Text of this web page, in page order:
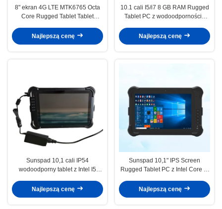
8" ekran 4G LTE MTK6765 Octa
Core Rugged Tablet Tablet
Biometrycznym Odciskiem Palca
Najlepszą cenę
10.1 cali I5/i7 8 GB RAM Rugged
Tablet PC z wodoodpornością
przemysłowego
Najlepszą cenę
Sunspad 10,1 cali IP54
wodoodporny tablet z Intel I5
do użytku przemysłowego
Najlepszą cenę
Sunspad 10,1" IPS Screen
Rugged Tablet PC z Intel Core i5
Industrial Tablet PC
Najlepszą cenę